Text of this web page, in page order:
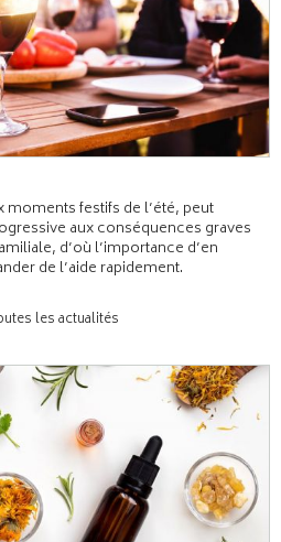
festifs de l’été, peut
aux conséquences graves
d’où l’importance d’en
de l’aide rapidement.
les actualités